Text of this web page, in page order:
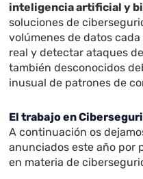
inteligencia artificial y
soluciones de
volúmenes de datos
real y detectar ataques
también desconocidos
inusual de patrones de
El trabajo en
A continuación os
anunciados este año por
en materia de